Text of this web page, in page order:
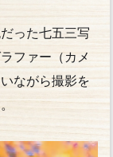
った七五三写
ファー（カメ
ながら撮影を